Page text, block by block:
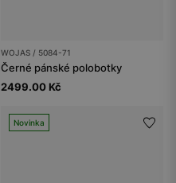
WOJAS / 5084-71
Černé pánské polobotky
2499.00 Kč
Novinka